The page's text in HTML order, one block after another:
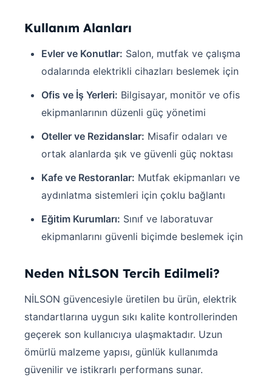
Kullanım Alanları
Evler ve Konutlar: Salon, mutfak ve çalışma
odalarında elektrikli cihazları beslemek için
Ofis ve İş Yerleri: Bilgisayar, monitör ve ofis
ekipmanlarının düzenli güç yönetimi
Oteller ve Rezidanslar: Misafir odaları ve
ortak alanlarda şık ve güvenli güç noktası
Kafe ve Restoranlar: Mutfak ekipmanları ve
aydınlatma sistemleri için çoklu bağlantı
Eğitim Kurumları: Sınıf ve laboratuvar
ekipmanlarını güvenli biçimde beslemek için
Neden NİLSON Tercih Edilmeli?
NİLSON güvencesiyle üretilen bu ürün, elektrik
standartlarına uygun sıkı kalite kontrollerinden
geçerek son kullanıcıya ulaşmaktadır. Uzun
ömürlü malzeme yapısı, günlük kullanımda
güvenilir ve istikrarlı performans sunar.